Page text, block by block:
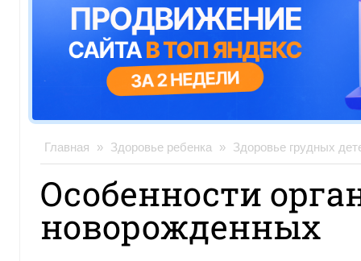
Главная » Здоровье ребенка » Здоровье грудных
Особенности
новорожденных